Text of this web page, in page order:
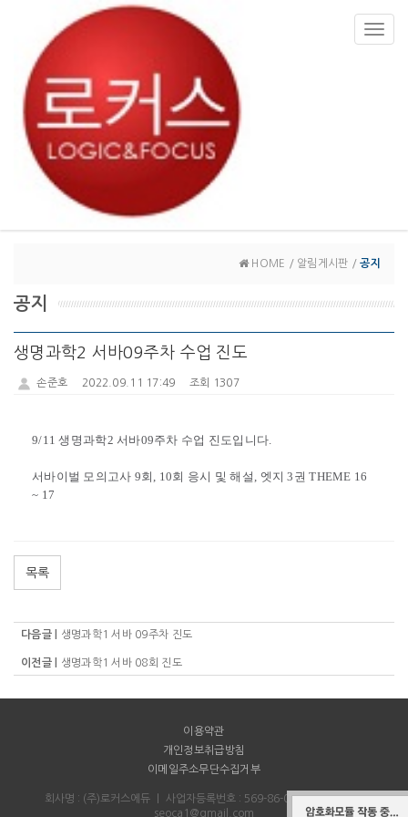
HOME / 알림게시판 /공지
공지
생명과학2 서바09주차 수업 진도
손준호 2022.09.11 17:49 조회 1307
9/11 생명과학2 서바09주차 수업 진도입니다.
서바이벌 모의고사 9회, 10회 응시 및 해설, 엣지 3권 THEME 16
~ 17
목록
다음글 | 생명과학1 서바 09주차 진도
이전글 | 생명과학1 서바 08회 진도
이용약관
개인정보취급방침
이메일주소무단수집거부
회사명 : (주)로커스에듀｜ 사업자등록번호 : 569-86-00712｜Email :
seoca1@gmail.com